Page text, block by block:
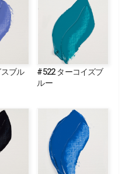
ブル
#522 ターコイズブ
ルー